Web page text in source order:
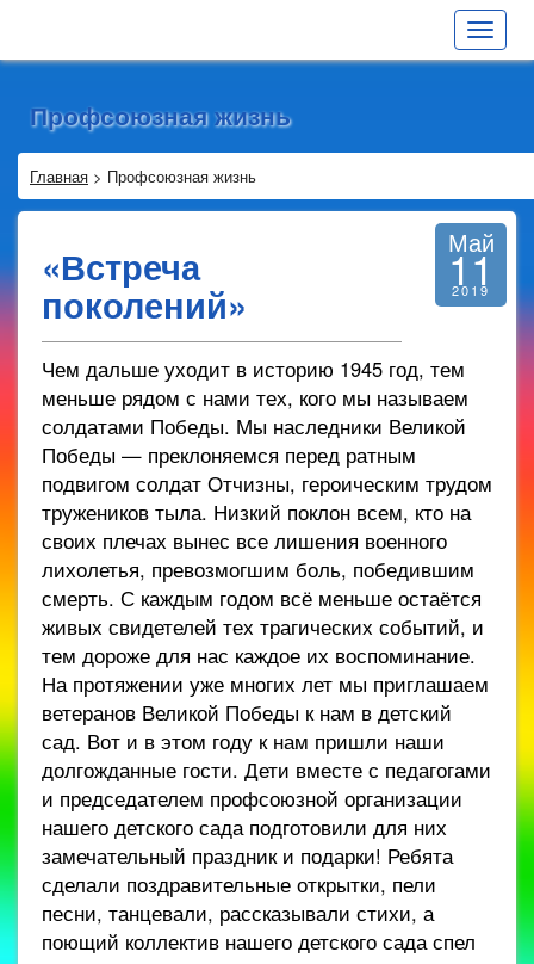
Toggle
Профсоюзная жизнь
Главная > Профсоюзная жизнь
«Встреча
поколений»
Май
11
2019
Чем дальше уходит в историю 1945 год, тем
меньше рядом с нами тех, кого мы называем
солдатами Победы. Мы наследники Великой
Победы — преклоняемся перед ратным
подвигом солдат Отчизны, героическим трудом
тружеников тыла. Низкий поклон всем, кто на
своих плечах вынес все лишения военного
лихолетья, превозмогшим боль, победившим
смерть. С каждым годом всё меньше остаётся
живых свидетелей тех трагических событий, и
тем дороже для нас каждое их воспоминание.
На протяжении уже многих лет мы приглашаем
ветеранов Великой Победы к нам в детский
сад. Вот и в этом году к нам пришли наши
долгожданные гости. Дети вместе с педагогами
и председателем профсоюзной организации
нашего детского сада подготовили для них
замечательный праздник и подарки! Ребята
сделали поздравительные открытки, пели
песни, танцевали, рассказывали стихи, а
поющий коллектив нашего детского сада спел